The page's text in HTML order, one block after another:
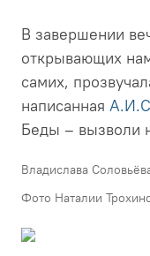
В завершении
открывающих
самих,
написанная
Беды – вызволи
Владислава
Фото Наталии